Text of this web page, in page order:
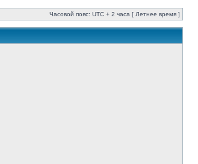
Часовой пояс: UTC + 2 часа [ Летнее время ]